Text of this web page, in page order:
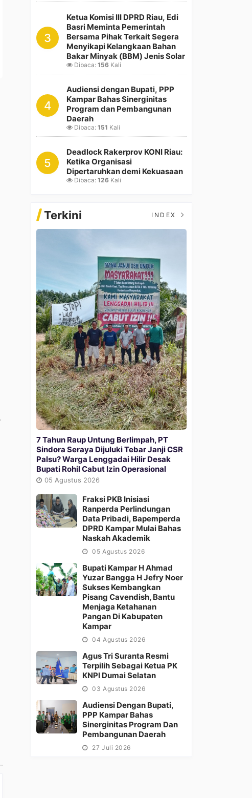
3
Ketua Komisi III DPRD Riau, Edi
Basri Meminta Pemerintah
Bersama Pihak Terkait Segera
Menyikapi Kelangkaan Bahan
Bakar Minyak (BBM) Jenis Solar
Dibaca:156 Kali
4
Audiensi dengan Bupati, PPP
Kampar Bahas Sinerginitas
Program dan Pembangunan
Daerah
Dibaca:151 Kali
5
Deadlock Rakerprov KONI Riau:
Ketika Organisasi
Dipertaruhkan demi Kekuasaan
Dibaca:126 Kali
Terkini INDEX
7 Tahun Raup Untung Berlimpah, PT
Sindora Seraya Dijuluki Tebar Janji CSR
Palsu? Warga Lenggadai Hilir Desak
Bupati Rohil Cabut Izin Operasional
05 Agustus 2026
Fraksi PKB Inisiasi
Ranperda Perlindungan
Data Pribadi, Bapemperda
DPRD Kampar Mulai Bahas
Naskah Akademik
05 Agustus 2026
Bupati Kampar H Ahmad
Yuzar Bangga H Jefry Noer
Sukses Kembangkan
Pisang Cavendish, Bantu
Menjaga Ketahanan
Pangan Di Kabupaten
Kampar
04 Agustus 2026
Agus Tri Suranta Resmi
Terpilih Sebagai Ketua PK
KNPI Dumai Selatan
03 Agustus 2026
Audiensi Dengan Bupati,
PPP Kampar Bahas
Sinerginitas Program Dan
Pembangunan Daerah
27 Juli 2026